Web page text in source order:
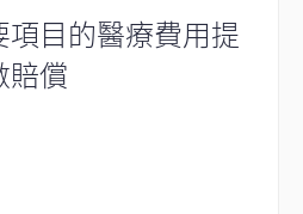
項目的醫療費用提
賠償